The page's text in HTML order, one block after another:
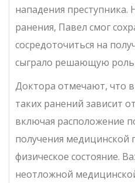
нападения преступника.
ранения, Павел смог
сосредоточиться на
сыграло решающую роль
Доктора отмечают, что
таких ранений зависит
включая расположение
получения
физическое состояние.
неотложной